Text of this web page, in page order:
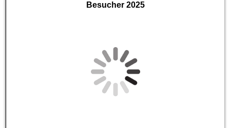
Besucher 2025